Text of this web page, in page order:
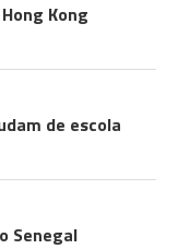
Kong
de escola
Senegal